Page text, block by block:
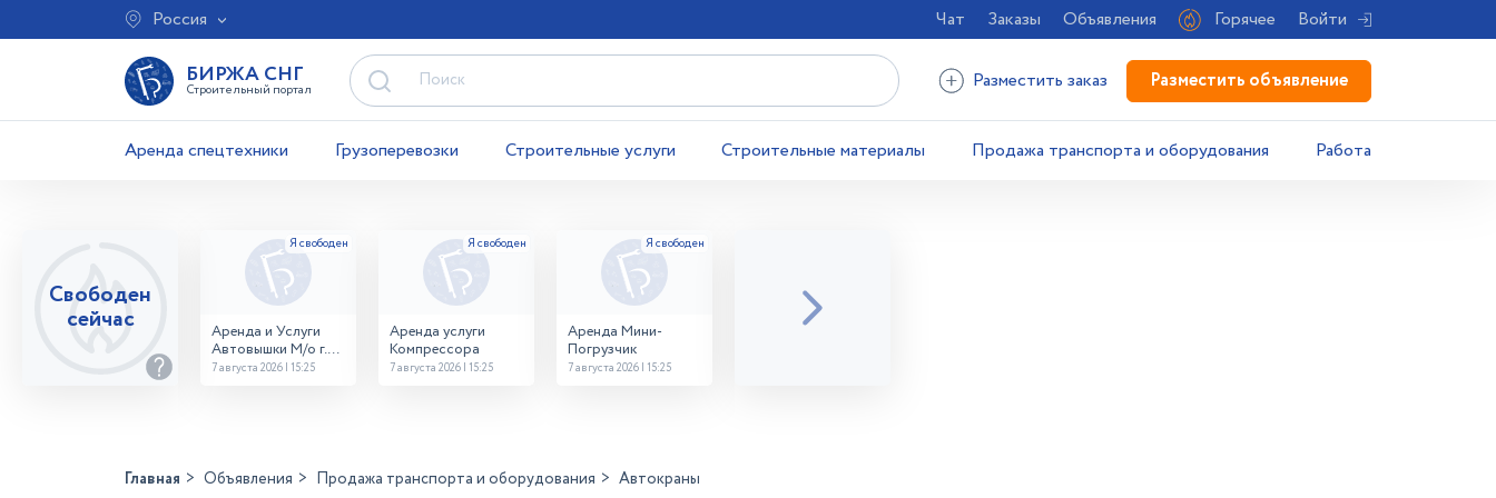
Россия Чат Заказы Объявления Горячее Войти
БИРЖА СНГ
Строительный портал Разместить заказ Разместить объявление
Аренда спецтехники Грузоперевозки Строительные услуги Строительные материалы Продажа транспорта и оборудования Работа
Свободен
сейчас
Аренда и Услуги
Автовышки М/о г.
Домодедово
7 августа 2026 | 15:25
Аренда услуги
Компрессора
7 августа 2026 | 15:25
Аренда Мини-
Погрузчик
7 августа 2026 | 15:25
Главная Объявления Продажа транспорта и оборудования Автокраны